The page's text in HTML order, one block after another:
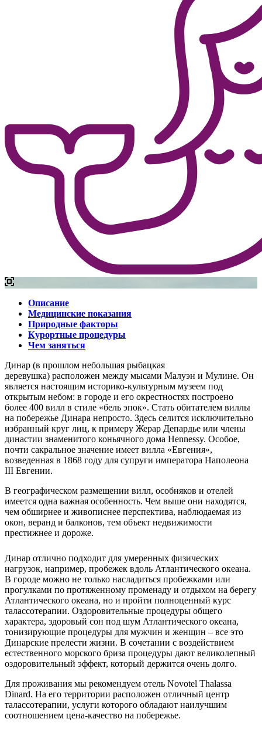
Описание
Медицинские показания
Природные факторы
Курортные процедуры
Чем заняться
Динар (в прошлом небольшая рыбацкая
деревушка) расположен между мысами Малуэн и Мулине. Он
является настоящим историко-культурным музеем под
открытым небом: в городе и его окрестностях построено
более 400 вилл в стиле «бель эпок». Стать обитателем виллы
на побережье Динара непросто. Здесь селится исключительно
избранный круг лиц, к примеру Жерар Депардье или члены
династии знаменитого коньячного дома Hennessy. Особое,
почти сакральное значение имеет вилла «Евгения»,
возведенная в 1868 году для супруги императора Наполеона
III Евгении.
В географическом размещении вилл, особняков и отелей
имеется одна важная особенность. Чем выше они находятся,
чем обширнее и живописнее перспектива, наблюдаемая из
окон, веранд и балконов, тем объект недвижимости
престижнее и дороже.
Динар отлично подходит для умеренных физических
нагрузок, например, пробежек вдоль Атлантического океана.
В городе можно не только насладиться пробежками или
прогулками по протяженному променаду и отдыхом на берегу
Атлантического океана, но и пройти полноценный курс
талассотерапии. Оздоровительные процедуры общего
характера, здоровый сон под шум Атлантического океана,
тонизирующие процедуры для мужчин и женщин – все это
Динарские прелести жизни. В сочетании с воздействием
естественного морского бриза процедуры дают великолепный
оздоровительный эффект, который держится очень долго.
Для проживания мы рекомендуем отель Novotel Thalassa
Dinard. На его территории расположен отличный центр
талассотерапии, услуги которого обладают наилучшим
соотношением цена-качество на побережье.